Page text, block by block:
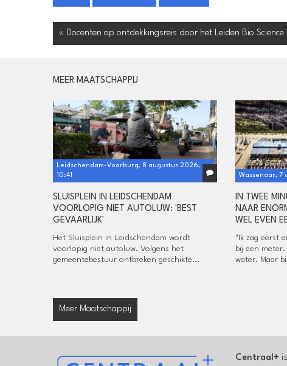
« Docenten op ontdekkingsreis door het Leiden Bio Science
MEER MAATSCHAPPIJ
Leidschendam-Voorburg, 8 augustus 2026,
10:41
SLUISPLEIN IN LEIDSCHENDAM
VOORLOPIG NIET AUTOLUW: 'BEST
GEVAARLIJK'
Het Sluisplein in Leidschendam wordt
voorlopig niet autoluw. Volgens het
gemeentebestuur ontbreken geschikte...
Wassenaar, 7
IN TWEE
NAAR
WEL EVEN
"Ik zag eerst
bij een
water. Maar
Meer Maatschappij
Centraal+